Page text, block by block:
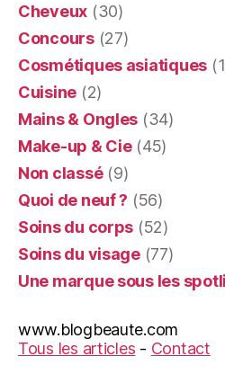
Cheveux (30)
Concours(27)
Cosmétiques asiatiques
Cuisine (2)
Mains & Ongles (34)
Make-up & Cie(45)
Non classé(9)
Quoi de neuf ? (56)
Soins du corps (52)
Soins du visage(77)
Une marque sous les
www.blogbeaute.com
Tous les articles - Contact